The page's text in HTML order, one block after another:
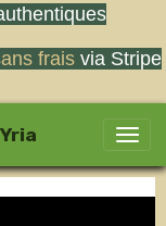
fraisvia Stripe